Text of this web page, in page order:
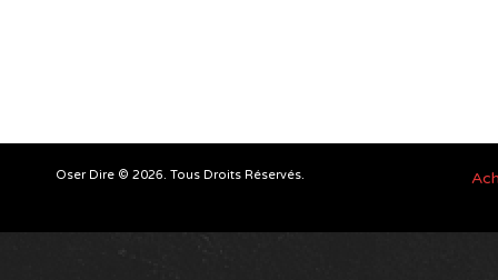
Oser Dire © 2026. Tous Droits Réservés.